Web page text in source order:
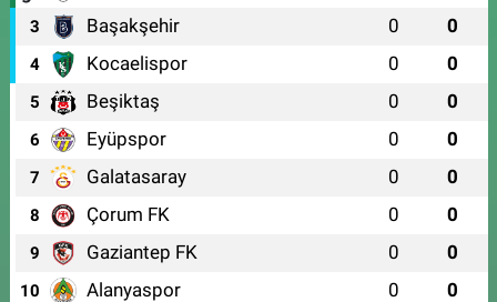
3 Başakşehir 0 0
4 Kocaelispor 0 0
5 Beşiktaş 0 0
6 Eyüpspor 0 0
7 Galatasaray 0 0
8 Çorum FK 0 0
9 Gaziantep FK 0 0
10 Alanyaspor 0 0